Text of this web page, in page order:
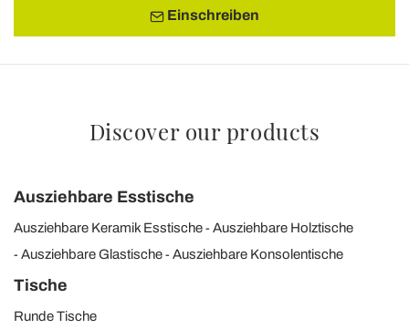
Einschreiben
Discover our products
Ausziehbare Esstische
Ausziehbare Keramik Esstische
Ausziehbare Holztische
Ausziehbare Glastische
Ausziehbare Konsolentische
Tische
Runde Tische